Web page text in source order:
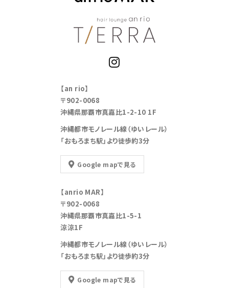
【an rio】
〒902-0068
沖縄県那覇市真嘉比1-2-10 1F
沖縄都市モノレール線（ゆいレール）
「おもろまち駅」より徒歩約3分
Google mapで見る
【anrio MAR】
〒902-0068
沖縄県那覇市真嘉比1-5-1
涼涼1F
沖縄都市モノレール線（ゆいレール）
「おもろまち駅」より徒歩約3分
Google mapで見る